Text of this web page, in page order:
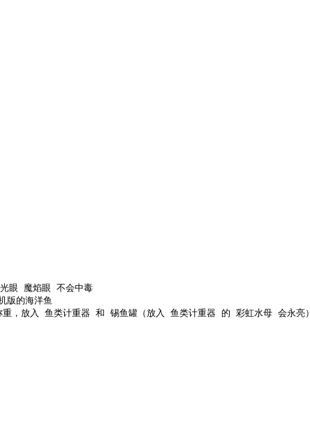
眼 魔焰眼 不会中毒
版的海洋鱼
重，放入 鱼类计重器 和 锡鱼罐（放入 鱼类计重器 的 彩虹水母 会永亮）